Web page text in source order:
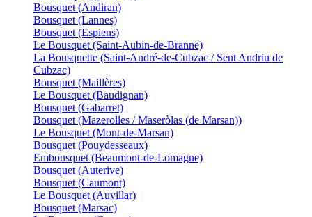
Bousquet (Andiran)
Bousquet (Lannes)
Bousquet (Espiens)
Le Bousquet (Saint-Aubin-de-Branne)
La Bousquette (Saint-André-de-Cubzac / Sent Andriu de
Cubzac)
Bousquet (Maillères)
Le Bousquet (Baudignan)
Bousquet (Gabarret)
Bousquet (Mazerolles / Maseròlas (de Marsan))
Le Bousquet (Mont-de-Marsan)
Bousquet (Pouydesseaux)
Embousquet (Beaumont-de-Lomagne)
Bousquet (Auterive)
Bousquet (Caumont)
Le Bousquet (Auvillar)
Bousquet (Marsac)